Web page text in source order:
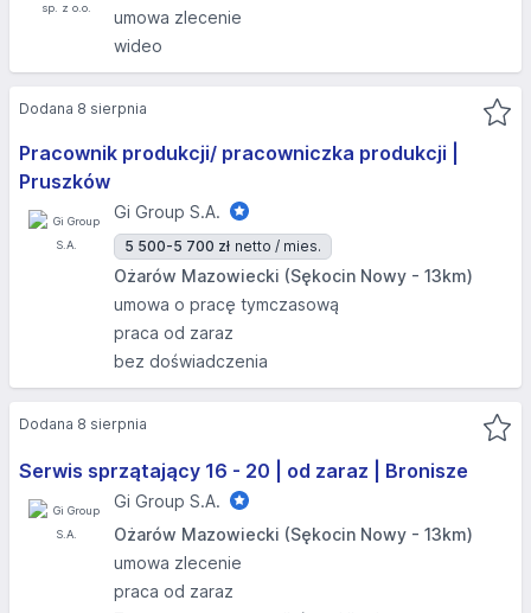
umowa zlecenie
wideo
Pracownik produkcji/ pracowniczka produkcji |
Pruszków
Gi Group S.A.
5 500-5 700 zł netto / mies.
Ożarów Mazowiecki (Sękocin Nowy - 13km)
umowa o pracę tymczasową
praca od zaraz
bez doświadczenia
Dodana 8 sierpnia
Serwis sprzątający 16 - 20 | od zaraz | Bronisze
Gi Group S.A.
Ożarów Mazowiecki (Sękocin Nowy - 13km)
umowa zlecenie
praca od zaraz
Dodana 8 sierpnia